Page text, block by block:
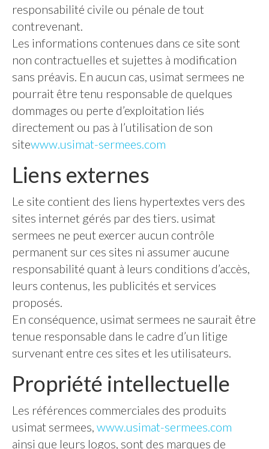
responsabilité civile ou pénale de tout
contrevenant.
Les informations contenues dans ce site sont
non contractuelles et sujettes à modification
sans préavis. En aucun cas, usimat sermees ne
pourrait être tenu responsable de quelques
dommages ou perte d’exploitation liés
directement ou pas à l’utilisation de son
sitewww.usimat-sermees.com
Liens externes
Le site contient des liens hypertextes vers des
sites internet gérés par des tiers. usimat
sermees ne peut exercer aucun contrôle
permanent sur ces sites ni assumer aucune
responsabilité quant à leurs conditions d’accès,
leurs contenus, les publicités et services
proposés.
En conséquence, usimat sermees ne saurait être
tenue responsable dans le cadre d’un litige
survenant entre ces sites et les utilisateurs.
Propriété intellectuelle
Les références commerciales des produits
usimat sermees, www.usimat-sermees.com
ainsi que leurs logos, sont des marques de